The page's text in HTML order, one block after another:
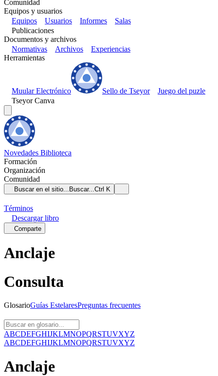
Comunidad
Equipos y usuarios
Equipos
Usuarios Informes
Salas
Publicaciones
Documentos y archivos
Normativas
Archivos
Experiencias
Herramientas
Muular Electrónico Sello de Tseyor
Juego del puzle
Tseyor Canva
Novedades Biblioteca
Formación
Organización
Comunidad
Buscar en el sitio... Buscar...Ctrl K
Términos
Descargarlibro
Comparte
Anclaje
Consulta
GlosarioGuías EstelaresPreguntas frecuentes
ABCDEFGHIJKLMNOPQRSTUVXYZ
ABCDEFGHIJKLMNOPQRSTUVXYZ
Anclaje